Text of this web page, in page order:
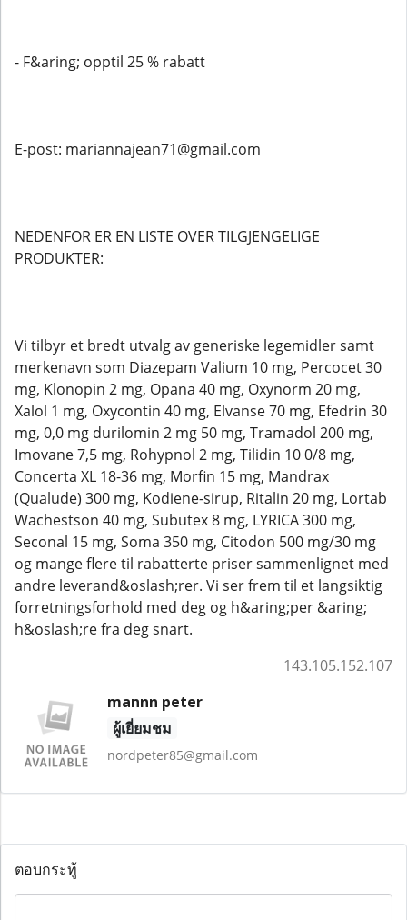
- F&aring; opptil 25 % rabatt
E-post: mariannajean71@gmail.com
NEDENFOR ER EN LISTE OVER TILGJENGELIGE
PRODUKTER:
Vi tilbyr et bredt utvalg av generiske legemidler samt
merkenavn som Diazepam Valium 10 mg, Percocet 30
mg, Klonopin 2 mg, Opana 40 mg, Oxynorm 20 mg,
Xalol 1 mg, Oxycontin 40 mg, Elvanse 70 mg, Efedrin 30
mg, 0,0 mg durilomin 2 mg 50 mg, Tramadol 200 mg,
Imovane 7,5 mg, Rohypnol 2 mg, Tilidin 10 0/8 mg,
Concerta XL 18-36 mg, Morfin 15 mg, Mandrax
(Qualude) 300 mg, Kodiene-sirup, Ritalin 20 mg, Lortab
Wachestson 40 mg, Subutex 8 mg, LYRICA 300 mg,
Seconal 15 mg, Soma 350 mg, Citodon 500 mg/30 mg
og mange flere til rabatterte priser sammenlignet med
andre leverand&oslash;rer. Vi ser frem til et langsiktig
forretningsforhold med deg og h&aring;per &aring;
h&oslash;re fra deg snart.
143.105.152.107
mannn peter
ผู้เยี่ยมชม
nordpeter85@gmail.com
ตอบกระทู้